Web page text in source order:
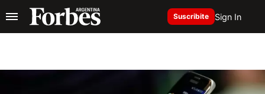
Suscribite Sign In